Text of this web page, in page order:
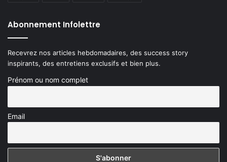
Abonnement Infolettre
Recevrez nos articles hebdomadaires, des success story
inspirants, des entretiens exclusifs et bien plus.
Prénom ou nom complet
Email